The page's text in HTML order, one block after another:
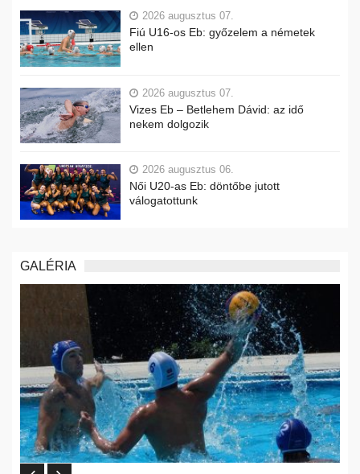
2026 augusztus 07.
Fiú U16-os Eb: győzelem a németek
ellen
2026 augusztus 07.
Vizes Eb – Betlehem Dávid: az idő
nekem dolgozik
2026 augusztus 06.
Női U20-as Eb: döntőbe jutott
válogatottunk
GALÉRIA